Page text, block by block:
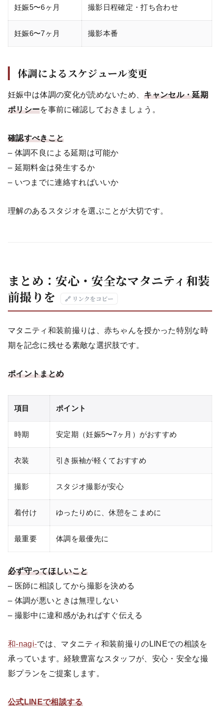
妊娠5〜6ヶ月 撮影日程確定・打ち合わせ
妊娠6〜7ヶ月 撮影本番
体調によるスケジュール変更
妊娠中は体調の変化が読めないため、キャンセル・延期
ポリシーを事前に確認しておきましょう。
確認すべきこと
– 体調不良による延期は可能か
– 延期料金は発生するか
– いつまでに連絡すればいいか
理解のあるスタジオを選ぶことが大切です。
まとめ：安心・安全なマタニティ和装
前撮りを
🔗 リンクをコピー
マタニティ和装前撮りは、赤ちゃんを授かった特別な時
期を記念に残せる素敵な選択肢です。
ポイントまとめ
項目 ポイント
時期 安定期（妊娠5〜7ヶ月）がおすすめ
衣装 引き振袖が軽くておすすめ
撮影 スタジオ撮影が安心
着付け ゆったりめに、休憩をこまめに
最重要 体調を最優先に
必ず守ってほしいこと
– 医師に相談してから撮影を決める
– 体調が悪いときは無理しない
– 撮影中に違和感があればすぐ伝える
和-nagi-では、マタニティ和装前撮りのLINEでの相談を
承っています。経験豊富なスタッフが、安心・安全な撮
影プランをご提案します。
公式LINEで相談する